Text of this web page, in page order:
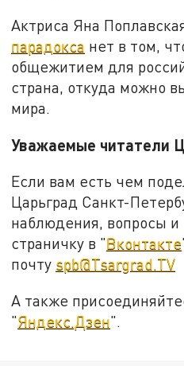
Актриса Яна
парадокса нет в том,
общежитием для
страна, откуда можно
мира.
Уважаемые читатели
Если вам есть чем
Царьград Санкт-
наблюдения, вопросы и
страничку в "Вконтакте
почту spb@Tsargrad.TV
А также
"Яндекс.Дзен".